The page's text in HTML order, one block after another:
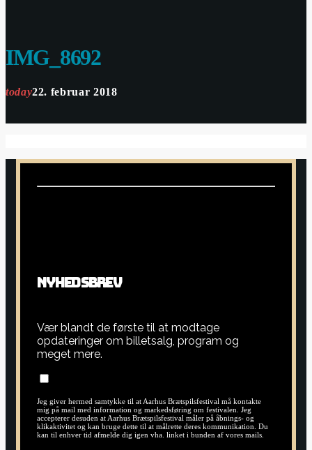
IMG_8692
today22. februar 2018
NYHEDSBREV
Vær blandt de første til at modtage
opdateringer om billetsalg, program og
meget mere.
Jeg giver hermed samtykke til at Aarhus Brætspilsfestival må kontakte
mig på mail med information og markedsføring om festivalen. Jeg
accepterer desuden at Aarhus Brætspilsfestival måler på åbnings- og
klikaktivitet og kan bruge dette til at målrette deres kommunikation. Du
kan til enhver tid afmelde dig igen vha. linket i bunden af vores mails.